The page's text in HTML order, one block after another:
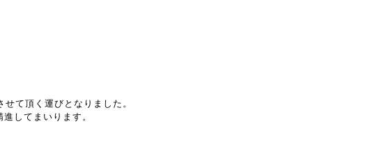
て頂く運びとなりました。
してまいります。